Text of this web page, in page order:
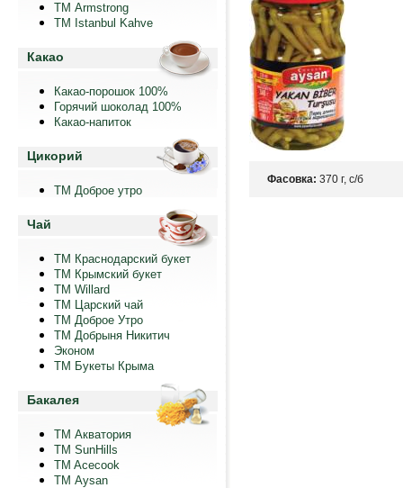
ТМ Armstrong
TM Istanbul Kahve
Какао
Какао-порошок 100%
Горячий шоколад 100%
Какао-напиток
Цикорий
ТМ Доброе утро
Чай
ТМ Краснодарский букет
ТМ Крымский букет
ТМ Willard
ТМ Царский чай
ТМ Доброе Утро
ТМ Добрыня Никитич
Эконом
ТМ Букеты Крыма
Бакалея
ТМ Акватория
ТМ SunHills
TM Acecook
ТМ Aysan
Фасовка: 370 г, с/б